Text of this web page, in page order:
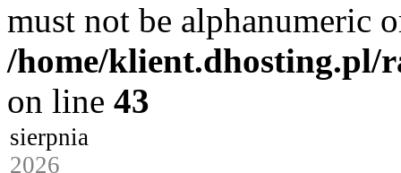
must not be alphanumeric
/home/klient.dhosting.pl/
on line 43
sierpnia
2026